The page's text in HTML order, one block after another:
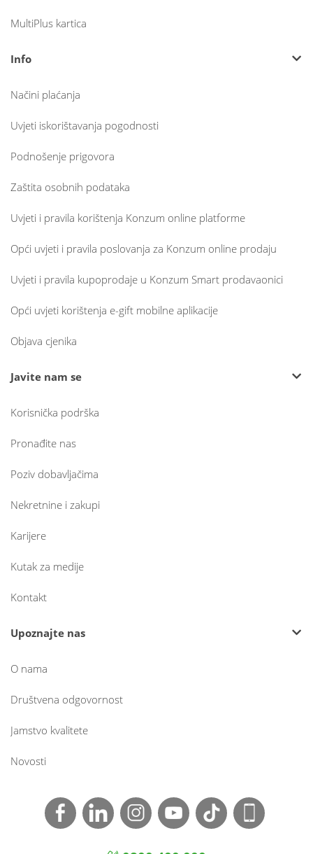
MultiPlus kartica
Info
Načini plaćanja
Uvjeti iskorištavanja pogodnosti
Podnošenje prigovora
Zaštita osobnih podataka
Uvjeti i pravila korištenja Konzum online platforme
Opći uvjeti i pravila poslovanja za Konzum online prodaju
Uvjeti i pravila kupoprodaje u Konzum Smart prodavaonici
Opći uvjeti korištenja e-gift mobilne aplikacije
Objava cjenika
Javite nam se
Korisnička podrška
Pronađite nas
Poziv dobavljačima
Nekretnine i zakupi
Karijere
Kutak za medije
Kontakt
Upoznajte nas
O nama
Društvena odgovornost
Jamstvo kvalitete
Novosti